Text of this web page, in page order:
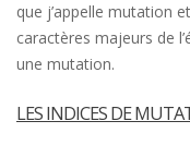
que j’appelle mutation
caractères majeurs de
une mutation.
LES INDICES DE